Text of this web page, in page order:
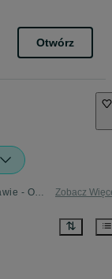
Otwórz
Komplety niemowlęce - kilka elementów w zestawie - OLX.pl Zobacz